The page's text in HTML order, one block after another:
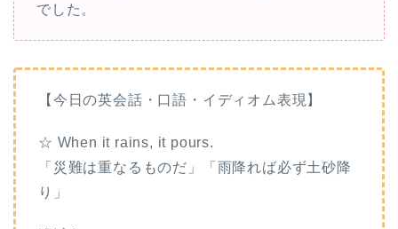
でした。
【今日の英会話・口語・イディオム表現】
☆ When it rains, it pours.
「災難は重なるものだ」「雨降れば必ず土砂降
り」